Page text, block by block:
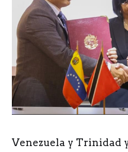
Venezuela y Trinidad